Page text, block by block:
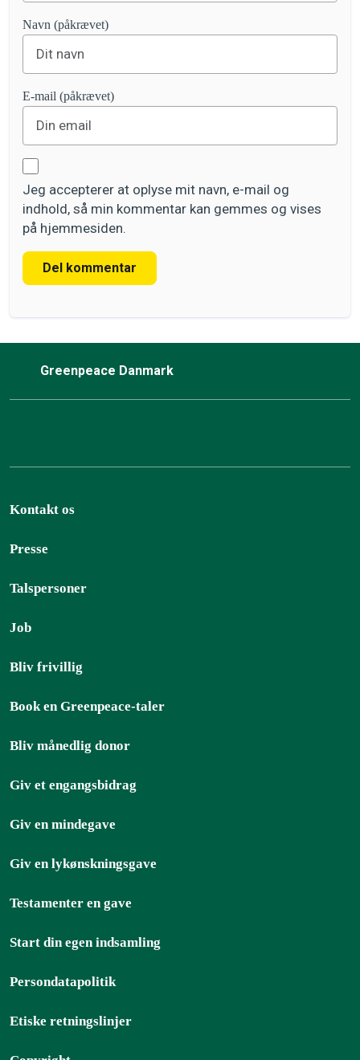
Navn (påkrævet)
E-mail (påkrævet)
Jeg accepterer at oplyse mit navn, e-mail og
indhold, så min kommentar kan gemmes og vises
på hjemmesiden.
Del kommentar
Greenpeace Danmark
Kontakt os
Presse
Talspersoner
Job
Bliv frivillig
Book en Greenpeace-taler
Bliv månedlig donor
Giv et engangsbidrag
Giv en mindegave
Giv en lykønskningsgave
Testamenter en gave
Start din egen indsamling
Persondatapolitik
Etiske retningslinjer